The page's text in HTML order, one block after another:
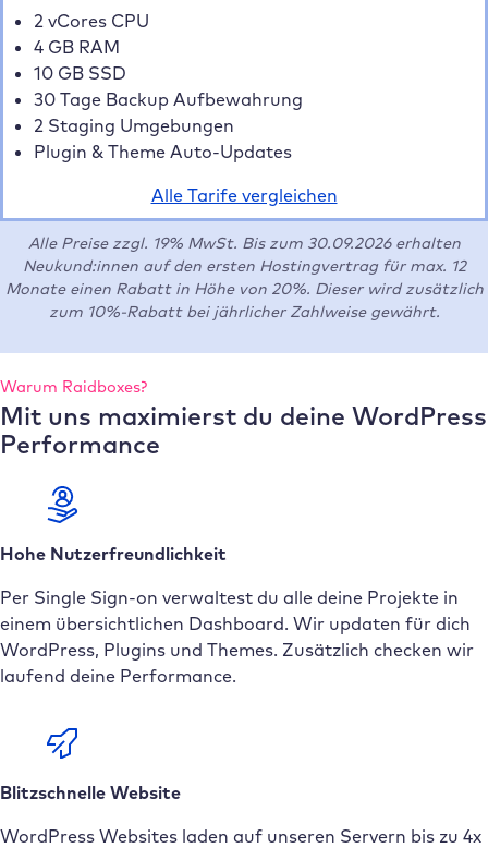
2 vCores CPU
4 GB RAM
10 GB SSD
30 Tage Backup Aufbewahrung
2 Staging Umgebungen
Plugin & Theme Auto-Updates
Alle Tarife vergleichen
Alle Preise zzgl. 19% MwSt. Bis zum 30.09.2026 erhalten
Neukund:innen auf den ersten Hostingvertrag für max. 12
Monate einen Rabatt in Höhe von 20%. Dieser wird zusätzlich
zum 10%-Rabatt bei jährlicher Zahlweise gewährt.
Warum Raidboxes?
Mit uns maximierst du deine WordPress
Performance
Hohe Nutzerfreundlichkeit
Per Single Sign-on verwaltest du alle deine Projekte in
einem übersichtlichen Dashboard. Wir updaten für dich
WordPress, Plugins und Themes. Zusätzlich checken wir
laufend deine Performance.
Blitzschnelle Website
WordPress Websites laden auf unseren Servern bis zu 4x